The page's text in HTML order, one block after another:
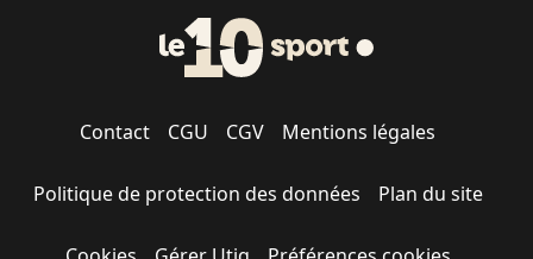
Contact CGU CGV Mentions légales
Politique de protection des données Plan du site